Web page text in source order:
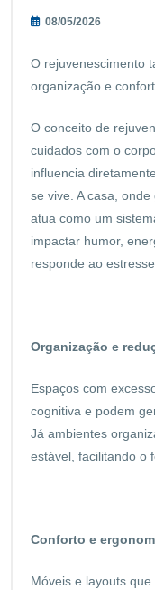
08/05/2026
O rejuvenescimento
organização e
O conceito de
cuidados com o
influencia
se vive. A casa,
atua como um
impactar humor,
responde ao estresse.
Organização e
Espaços com
cognitiva e podem
Já ambientes
estável, facilitando o
Conforto e
Móveis e layouts